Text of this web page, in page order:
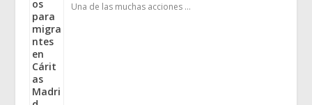
Una de las muchas acciones …